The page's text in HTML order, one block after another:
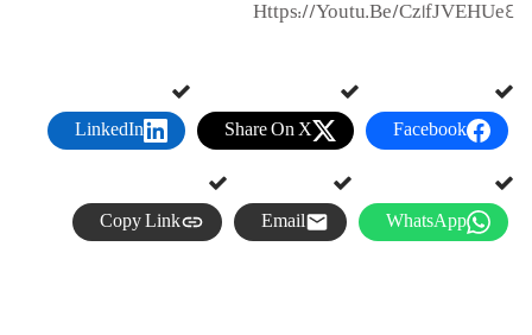
Https://youtu.be/cz1fJVEHUe4
Facebook
Share On X
LinkedIn
WhatsApp
Email
Copy Link